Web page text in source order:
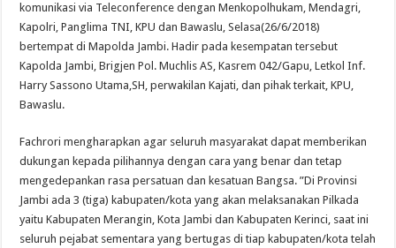
komunikasi via Teleconference dengan Menkopolhukam, Mendagri,
Kapolri, Panglima TNI, KPU dan Bawaslu, Selasa(26/6/2018)
bertempat di Mapolda Jambi. Hadir pada kesempatan tersebut
Kapolda Jambi, Brigjen Pol. Muchlis AS, Kasrem 042/Gapu, Letkol Inf.
Harry Sassono Utama,SH, perwakilan Kajati, dan pihak terkait, KPU,
Bawaslu.
Fachrori mengharapkan agar seluruh masyarakat dapat memberikan
dukungan kepada pilihannya dengan cara yang benar dan tetap
mengedepankan rasa persatuan dan kesatuan Bangsa. ”Di Provinsi
Jambi ada 3 (tiga) kabupaten/kota yang akan melaksanakan Pilkada
yaitu Kabupaten Merangin, Kota Jambi dan Kabupaten Kerinci, saat ini
seluruh pejabat sementara yang bertugas di tiap kabupaten/kota telah